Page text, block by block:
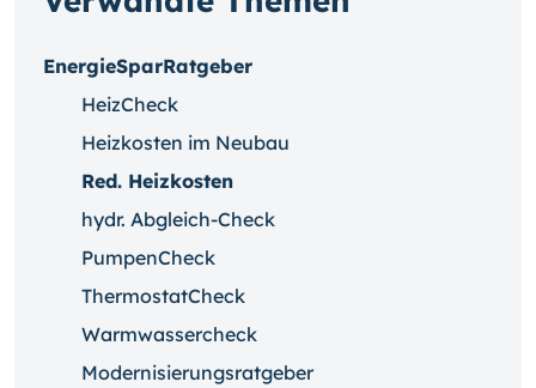
EnergieSparRatgeber
HeizCheck
Heizkosten im Neubau
Red. Heizkosten
hydr. Abgleich-Check
PumpenCheck
ThermostatCheck
Warmwassercheck
Modernisierungsratgeber